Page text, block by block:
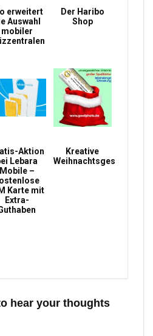
erweitert
Auswahl
mobiler
Der Haribo
Shop
Aktion
Lebara
Mobile –
Karte mit
Extra-
Kreative
Weihnachtsgeschenke
hear your thoughts